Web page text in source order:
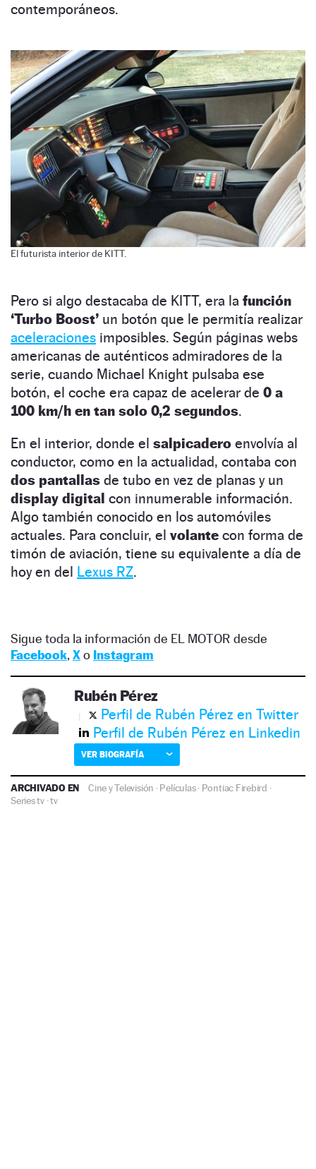
contemporáneos.
El futurista interior de KITT.
Pero si algo destacaba de KITT, era la función
‘Turbo Boost’ un botón que le permitía realizar
aceleraciones imposibles. Según páginas webs
americanas de auténticos admiradores de la
serie, cuando Michael Knight pulsaba ese
botón, el coche era capaz de acelerar de 0 a
100 km/h en tan solo 0,2 segundos.
En el interior, donde el salpicadero envolvía al
conductor, como en la actualidad, contaba con
dos pantallas de tubo en vez de planas y un
display digital con innumerable información.
Algo también conocido en los automóviles
actuales. Para concluir, el volante con forma de
timón de aviación, tiene su equivalente a día de
hoy en del Lexus RZ.
Sigue toda la información de EL MOTOR desde
Facebook, Xo Instagram
Rubén Pérez
Perfil de Rubén Pérez en Twitter
Perfil de Rubén Pérez en Linkedin
VER BIOGRAFÍA
ARCHIVADO EN Cine y Televisión ·Películas· Pontiac Firebird ·
Series tv·tv